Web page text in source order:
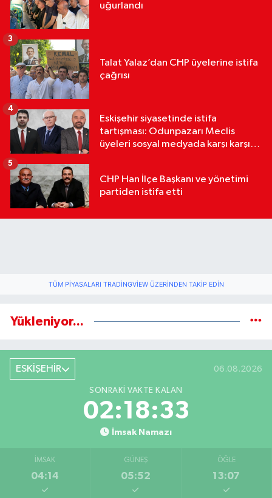
uğurlandı
Talat Yalaz’dan CHP üyelerine istifa
çağrısı
3
Eskişehir siyasetinde istifa
tartışması: Odunpazarı Meclis
üyeleri sosyal medyada karşı karşıya
4
CHP Han İlçe Başkanı ve yönetimi
partiden istifa etti
5
TÜM PIYASALARI TRADINGVIEW ÜZERINDEN TAKIP EDIN
Yükleniyor...
ESKİŞEHİR 06.08.2026
SONRAKI VAKTE KALAN
02:18:32
İmsak Namazı
İMSAK
04:14
GÜNEŞ
05:52
ÖĞLE
13:07